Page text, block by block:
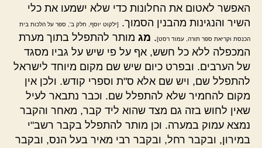
האפשר לאטום את החלונות כדי שלא ישמעו את כלי
השיר והנגינות מהבנין הסמוך.
[ילקוט יוסף, חלק ב', ספר על הלכות בית
הכנסת וקריאת ספר תורה, עמוד רסט]. מג מותר להתפלל בתוך מערת
המכפלה ללא כל חשש, אף על פי שיש על גביו מסגד
של הערבים. ובפרט כיום שיש שם מקום מיוחד לישראל
להתפלל שם, ויש שם אלא ס"ת וספרי קודש. ולכן אין
מקום להחמיר שלא להתפלל שם. וכבר נתבאר לעיל
שאין לחוש בזה גם מצד שהוא ליד קבר, מאחר והקבר
נמצא עמוק במערה. וכן מותר להתפלל בקבר רשב"י
במירון, ובקבר רחל, ובקבר רבי מאיר בעל הנס, ובקבר